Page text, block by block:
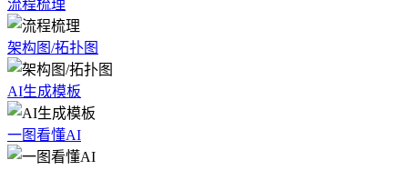
流程梳理
架构图/拓扑图
AI生成模板
一图看懂AI